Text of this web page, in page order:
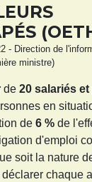
- Direction de
ministre)
de 20 salariés
en
de 6 % de
d'emploi
soit la nature
chaque